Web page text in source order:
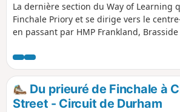
La dernière section du Way of Learning
Finchale Priory et se dirige vers le
en passant par HMP Frankland,
cathédrale de Durham.
Du prieuré de Finchale à
Street - Circuit de Durham